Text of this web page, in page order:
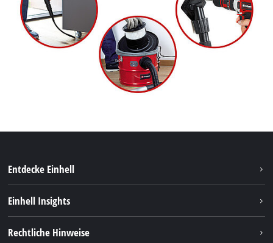
Entdecke Einhell
Akkusystem
Einhell Insights
Rechtliche Hinweise